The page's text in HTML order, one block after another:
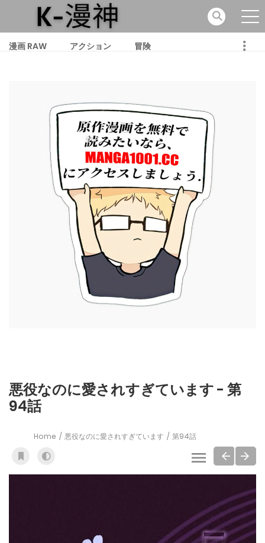
漫画 RAW アクション 冒険
悪役なのに愛されすぎています - 第
94話
Home 悪役なのに愛されすぎています 第94話